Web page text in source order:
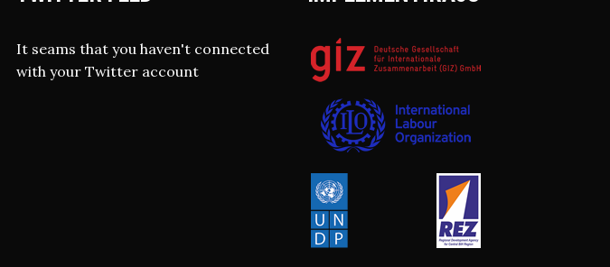
It seams that you haven't connected
with your Twitter account